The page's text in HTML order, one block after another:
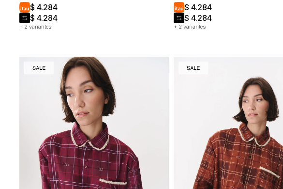
+ 2 variantes
$ 4.284
$ 4.284
+ 2 variantes
$ 4.284
$ 4.284